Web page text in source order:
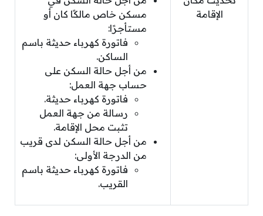
الإقامة
مسكن خاص مالكًا كان أو
مستأجرًا:
فاتورة كهرباء حديثة باسم
الساكن.
من أجل حالة السكن على
حساب جهة العمل:
فاتورة كهرباء حديثة.
رسالة من جهة العمل
تثبت محل الإقامة.
من أجل حالة السكن لدى قريب
من الدرجة الأولى:
فاتورة كهرباء حديثة باسم
القريب.